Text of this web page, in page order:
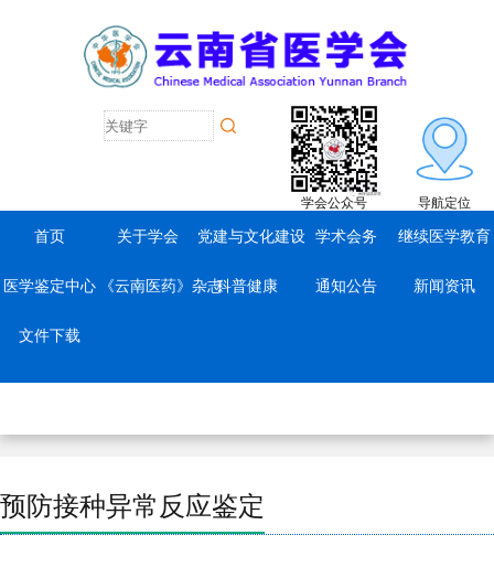
导航定位
学会公众号
首页 关于学会 党建与文化建设 学术会务 继续医学教育
医学鉴定中心 《云南医药》杂志科普健康 通知公告 新闻资讯
文件下载
预防接种异常反应鉴定